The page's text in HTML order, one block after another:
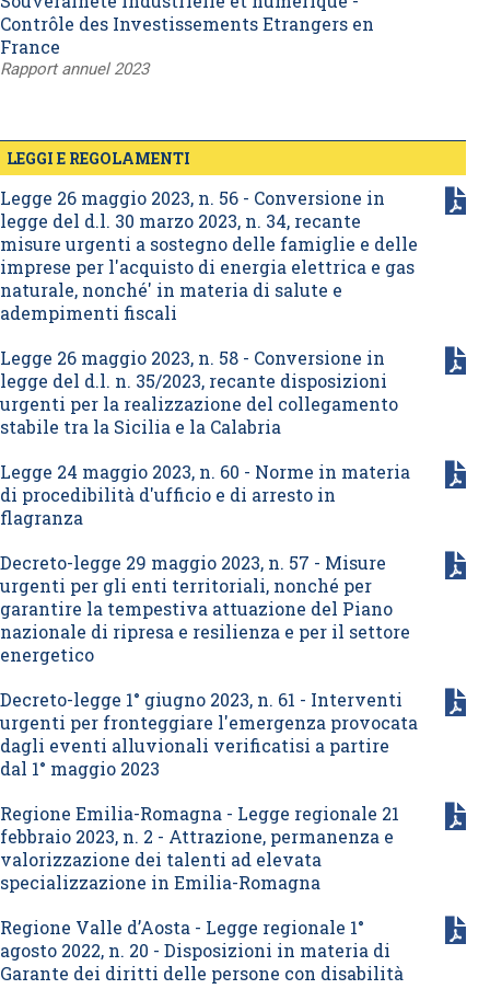
Contrôle des Investissements Etrangers en
France
Rapport annuel 2023
LEGGI E REGOLAMENTI
Legge 26 maggio 2023, n. 56 - Conversione in
legge del d.l. 30 marzo 2023, n. 34, recante
misure urgenti a sostegno delle famiglie e delle
imprese per l'acquisto di energia elettrica e gas
naturale, nonché' in materia di salute e
adempimenti fiscali
Legge 26 maggio 2023, n. 58 - Conversione in
legge del d.l. n. 35/2023, recante disposizioni
urgenti per la realizzazione del collegamento
stabile tra la Sicilia e la Calabria
Legge 24 maggio 2023, n. 60 - Norme in materia
di procedibilità d'ufficio e di arresto in
flagranza
Decreto-legge 29 maggio 2023, n. 57 - Misure
urgenti per gli enti territoriali, nonché per
garantire la tempestiva attuazione del Piano
nazionale di ripresa e resilienza e per il settore
energetico
Decreto-legge 1° giugno 2023, n. 61 - Interventi
urgenti per fronteggiare l'emergenza provocata
dagli eventi alluvionali verificatisi a partire
dal 1° maggio 2023
Regione Emilia-Romagna - Legge regionale 21
febbraio 2023, n. 2 - Attrazione, permanenza e
valorizzazione dei talenti ad elevata
specializzazione in Emilia-Romagna
Regione Valle d’Aosta - Legge regionale 1°
agosto 2022, n. 20 - Disposizioni in materia di
Garante dei diritti delle persone con disabilità